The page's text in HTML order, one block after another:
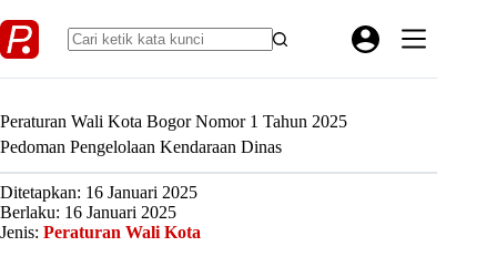
to
content
Peraturan Wali Kota Bogor Nomor 1 Tahun 2025
Pedoman Pengelolaan Kendaraan Dinas
Ditetapkan: 16 Januari 2025
Berlaku: 16 Januari 2025
Jenis: Peraturan Wali Kota